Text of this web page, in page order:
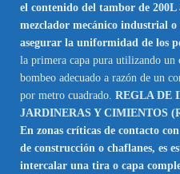
el contenido del tambor de 200L
mezclador mecánico industrial
asegurar la uniformidad de los
la primera capa pura utilizando
bombeo adecuado a razón de un
por metro cuadrado. REGLA DE
JARDINERAS Y CIMIENTOS
En zonas críticas de contacto
de construcción o chaflanes, es
intercalar una tira o capa